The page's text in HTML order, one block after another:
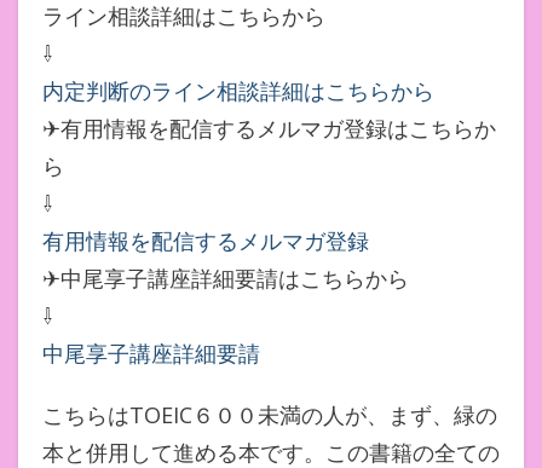
ライン相談詳細はこちらから
⇩
内定判断のライン相談詳細はこちらから
✈有用情報を配信するメルマガ登録はこちらか
ら
⇩
有用情報を配信するメルマガ登録
✈中尾享子講座詳細要請はこちらから
⇩
中尾享子講座詳細要請
こちらはTOEIC６００未満の人が、まず、緑の
本と併用して進める本です。この書籍の全ての